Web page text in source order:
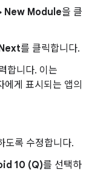
New Module을 클
를 클릭합니다.
합니다. 이는
게 표시되는 앱의
도록 수정합니다.
10 (Q)를 선택하